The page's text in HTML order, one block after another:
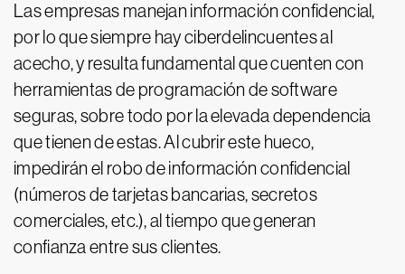
Las empresas manejan información confidencial,
por lo que siempre hay ciberdelincuentes al
acecho, y resulta fundamental que cuenten con
herramientas de programación de software
seguras, sobre todo por la elevada dependencia
que tienen de estas. Al cubrir este hueco,
impedirán el robo de información confidencial
(números de tarjetas bancarias, secretos
comerciales, etc.), al tiempo que generan
confianza entre sus clientes.